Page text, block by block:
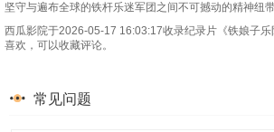
坚守与遍布全球的铁杆乐迷军团之间不可撼动的精神纽带
西瓜影院于2026-05-17 16:03:17收录纪录片《铁娘子
喜欢，可以收藏评论。
常见问题